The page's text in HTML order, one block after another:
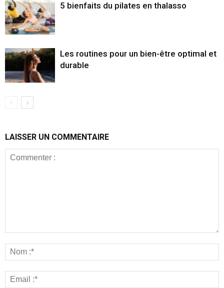
5 bienfaits du pilates en thalasso
Les routines pour un bien-être optimal et
durable
LAISSER UN COMMENTAIRE